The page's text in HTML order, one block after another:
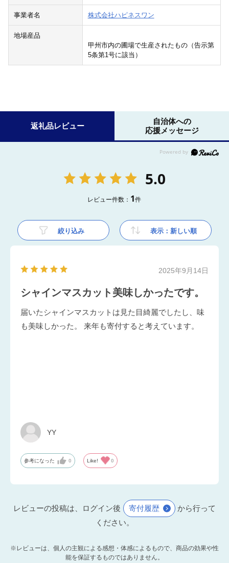
事業者名 株式会社ハピネスワン
地場産品
甲州市内の圃場で生産されたもの（告示第
5条第1号に該当）
返礼品レビュー
自治体への
応援メッセージ
5.0
レビュー件数： 1件
絞り込み 表示：新しい順
2025年9月14日
シャインマスカット美味しかったです。
届いたシャインマスカットは見た目綺麗でしたし、味
も美味しかった。 来年も寄付すると考えています。
YY
参考になった 0 Like! 0
レビューの投稿は、ログイン後 寄付履歴
から行って
ください。
※レビューは、個人の主観による感想・体感によるもので、商品の効果や性
能を保証するものではありません。